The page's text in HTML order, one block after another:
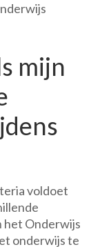
mijn
voldoet
het Onderwijs
onderwijs te